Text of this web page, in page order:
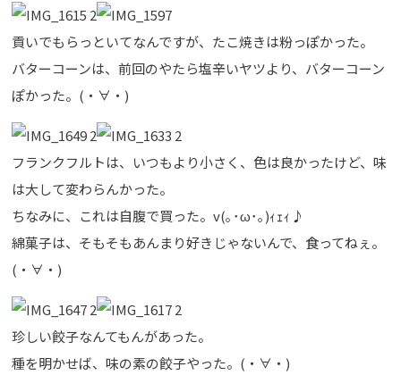
貢いでもらっといてなんですが、たこ焼きは粉っぽかった。
バターコーンは、前回のやたら塩辛いヤツより、バターコーン
ぽかった。(・∀・)
フランクフルトは、いつもより小さく、色は良かったけど、味
は大して変わらんかった。
ちなみに、これは自腹で買った。v(｡･ω･｡)ｨｪｨ♪
綿菓子は、そもそもあんまり好きじゃないんで、食ってねぇ。
(・∀・)
珍しい餃子なんてもんがあった。
種を明かせば、味の素の餃子やった。(・∀・)